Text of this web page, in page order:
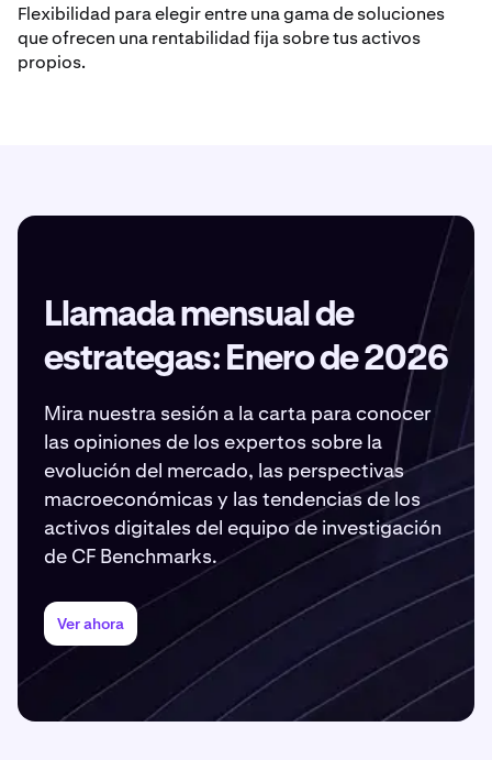
Flexibilidad para elegir entre una gama de soluciones
que ofrecen una rentabilidad fija sobre tus activos
propios.
Llamada mensual de
estrategas: Enero de 2026
Mira nuestra sesión a la carta para conocer
las opiniones de los expertos sobre la
evolución del mercado, las perspectivas
macroeconómicas y las tendencias de los
activos digitales del equipo de investigación
de CF Benchmarks.
Ver ahora